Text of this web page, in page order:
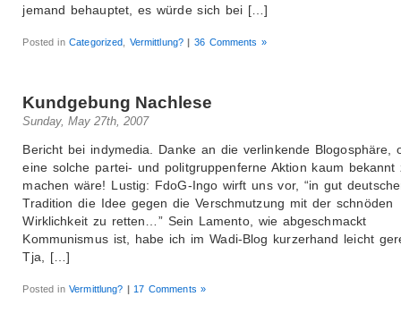
jemand behauptet, es würde sich bei […]
Posted inCategorized Vermittlung? | 36 Comments »
Kundgebung Nachlese
Sunday, May 27th, 2007
Bericht bei indymedia. Danke an die verlinkende Blogosphäre,
eine solche partei- und politgruppenferne Aktion kaum bekannt
machen wäre! Lustig: FdoG-Ingo wirft uns vor, “in gut
Tradition die Idee gegen die Verschmutzung mit der schnöden
Wirklichkeit zu retten…” Sein Lamento, wie abgeschmackt
Kommunismus ist, habe ich im Wadi-Blog kurzerhand leicht
Tja, […]
Posted inVermittlung? | 17 Comments »